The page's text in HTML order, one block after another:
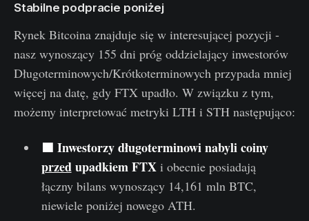
Stabilne podpracie poniżej
Rynek Bitcoina znajduje się w interesującej pozycji -
nasz wynoszący 155 dni próg oddzielający inwestorów
Długoterminowych/Krótkoterminowych przypada mniej
więcej na datę, gdy FTX upadło. W związku z tym,
możemy interpretować metryki LTH i STH następująco:
🟦 Inwestorzy długoterminowi nabyli coiny
przedupadkiem FTXi obecnie posiadają
łączny bilans wynoszący 14,161 mln BTC,
niewiele poniżej nowego ATH.